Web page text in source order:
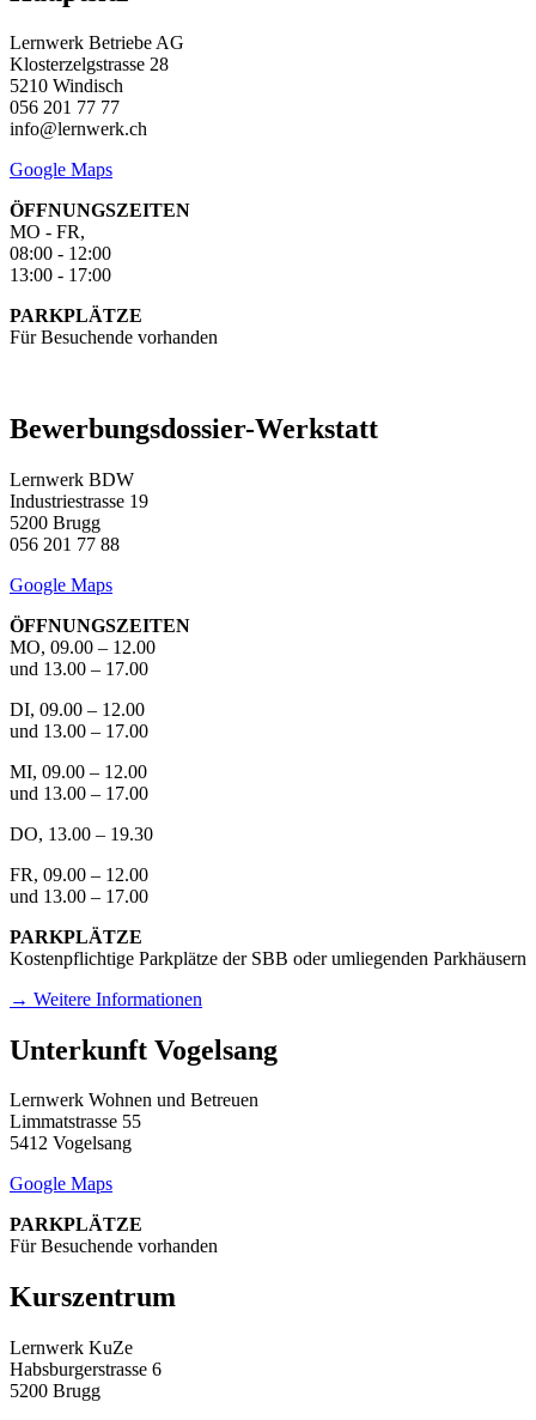
Lernwerk Betriebe AG
Klosterzelgstrasse 28
5210 Windisch
056 201 77 77
info@lernwerk.ch
Google Maps
ÖFFNUNGSZEITEN
MO - FR,
08:00 - 12:00
13:00 - 17:00
PARKPLÄTZE
Für Besuchende vorhanden
Bewerbungsdossier-Werkstatt
Lernwerk BDW
Industriestrasse 19
5200 Brugg
056 201 77 88
Google Maps
ÖFFNUNGSZEITEN
MO, 09.00 – 12.00
und 13.00 – 17.00
DI, 09.00 – 12.00
und 13.00 – 17.00
MI, 09.00 – 12.00
und 13.00 – 17.00
DO, 13.00 – 19.30
FR, 09.00 – 12.00
und 13.00 – 17.00
PARKPLÄTZE
Kostenpflichtige Parkplätze der SBB oder umliegenden Parkhäusern
→ Weitere Informationen
Unterkunft Vogelsang
Lernwerk Wohnen und Betreuen
Limmatstrasse 55
5412 Vogelsang
Google Maps
PARKPLÄTZE
Für Besuchende vorhanden
Kurszentrum
Lernwerk KuZe
Habsburgerstrasse 6
5200 Brugg